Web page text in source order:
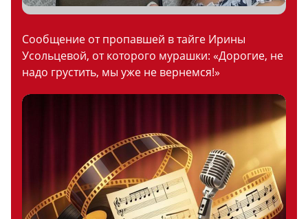
Сообщение от пропавшей в тайге Ирины
Усольцевой, от которого мурашки: «Дорогие, не
надо грустить, мы уже не вернемся!»